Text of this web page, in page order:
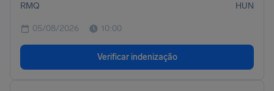
RMQ HUN
05/08/2026 10:00
Verificar indenização